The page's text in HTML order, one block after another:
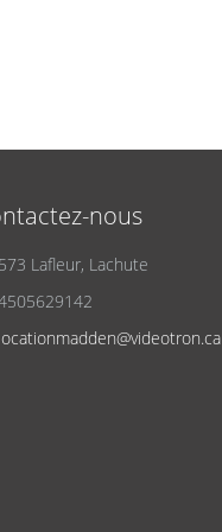
nous
Lafleur, Lachute